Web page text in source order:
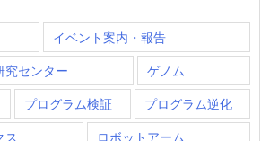
イベント案内・報告
究センター ゲノム
プログラム検証 プログラム逆化
ス ロボットアーム